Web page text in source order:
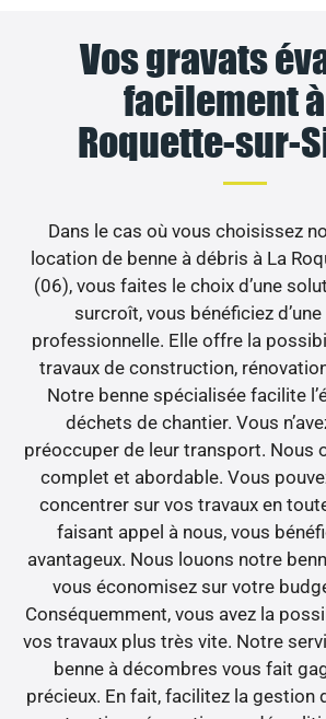
Vos gravats
facilement à
Roquette-sur-
Dans le cas où vous choisissez
location de benne à débris à La
(06), vous faites le choix d’une
surcroît, vous bénéficiez
professionnelle. Elle offre la
travaux de construction,
Notre benne spécialisée facilite
déchets de chantier. Vous
préoccuper de leur transport. Nous
complet et abordable. Vous
concentrer sur vos travaux en
faisant appel à nous, vous
avantageux. Nous louons notre
vous économisez sur votre
Conséquemment, vous avez la
vos travaux plus très vite. Notre
benne à décombres vous fait
précieux. En fait, facilitez la gestion